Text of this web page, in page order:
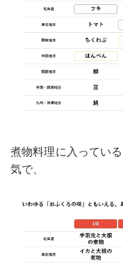
煮物料理に入ってい
気で、